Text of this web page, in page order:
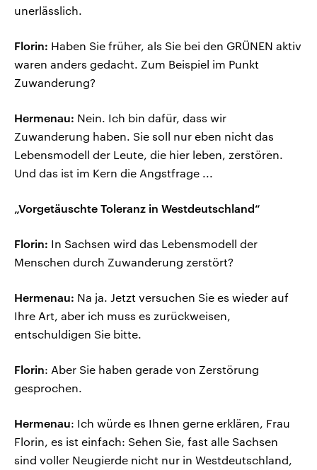
unerlässlich.
Florin: Haben Sie früher, als Sie bei den GRÜNEN aktiv
waren anders gedacht. Zum Beispiel im Punkt
Zuwanderung?
Hermenau: Nein. Ich bin dafür, dass wir
Zuwanderung haben. Sie soll nur eben nicht das
Lebensmodell der Leute, die hier leben, zerstören.
Und das ist im Kern die Angstfrage ...
„Vorgetäuschte Toleranz in Westdeutschland“
Florin: In Sachsen wird das Lebensmodell der
Menschen durch Zuwanderung zerstört?
Hermenau: Na ja. Jetzt versuchen Sie es wieder auf
Ihre Art, aber ich muss es zurückweisen,
entschuldigen Sie bitte.
Florin: Aber Sie haben gerade von Zerstörung
gesprochen.
Hermenau: Ich würde es Ihnen gerne erklären, Frau
Florin, es ist einfach: Sehen Sie, fast alle Sachsen
sind voller Neugierde nicht nur in Westdeutschland,